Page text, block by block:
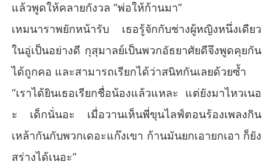
แล้วพูดให้คลายกังวล “พ่อให้ก้านมา”
เหมนาราพยักหน้ารับ เธอรู้จักกับช่างผู้หญิงหนึ่งเดียว
ในอู่เป็นอย่างดี กุสุมาลย์เป็นพวกอัธยาศัยดีจึงพูดคุยกัน
ได้ถูกคอ และสามารถเรียกได้ว่าสนิทกันเลยด้วยซ้ำ
“เราได้ยินเธอเรียกชื่อน้องแล้วแหละ แต่ยังมาไหวเนอ
ะ เด็กนั่นอะ เมื่อวานเห็นพี่ขุนไลฟ์ตอนร้องเพลงกิน
เหล้ากันกับพวกเดอะแก๊งเขา ก้านมันยกเอายกเอา ก็ยัง
สร่างได้เนอะ”